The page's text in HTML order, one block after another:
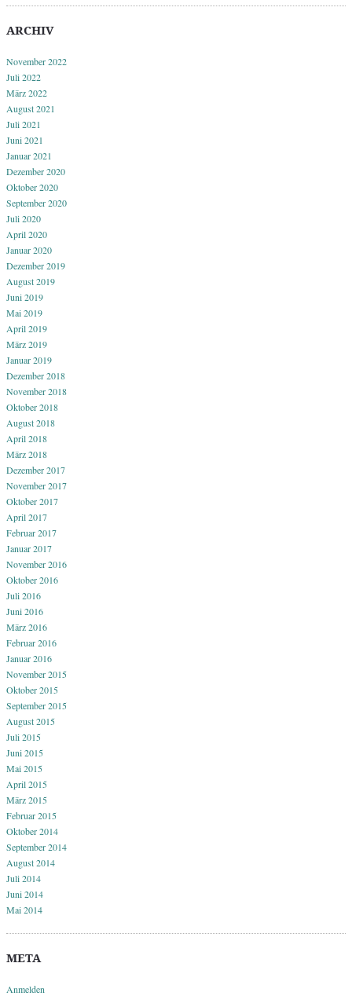
ARCHIV
November 2022
Juli 2022
März 2022
August 2021
Juli 2021
Juni 2021
Januar 2021
Dezember 2020
Oktober 2020
September 2020
Juli 2020
April 2020
Januar 2020
Dezember 2019
August 2019
Juni 2019
Mai 2019
April 2019
März 2019
Januar 2019
Dezember 2018
November 2018
Oktober 2018
August 2018
April 2018
März 2018
Dezember 2017
November 2017
Oktober 2017
April 2017
Februar 2017
Januar 2017
November 2016
Oktober 2016
Juli 2016
Juni 2016
März 2016
Februar 2016
Januar 2016
November 2015
Oktober 2015
September 2015
August 2015
Juli 2015
Juni 2015
Mai 2015
April 2015
März 2015
Februar 2015
Oktober 2014
September 2014
August 2014
Juli 2014
Juni 2014
Mai 2014
META
Anmelden